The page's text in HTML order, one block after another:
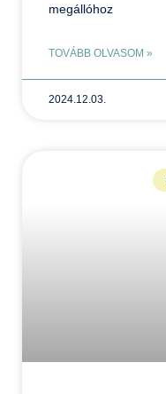
megállóhoz
TOVÁBB OLVASOM »
2024.12.03.